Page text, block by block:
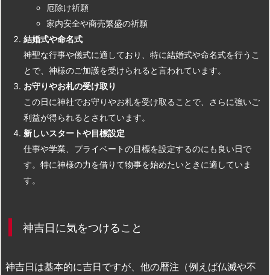
厄除け祈願
家内安全や商売繁盛の祈願
結婚式や命名式
神聖な行事や儀式に適しており、特に結婚式や命名式を行うこ
とで、神様のご加護を受けられると言われています。
お守りやお札の受け取り
この日に神社でお守りやお札を受け取ることで、さらに強いご
利益が得られるとされています。
新しいスタートや目標設定
仕事や学業、プライベートの目標を設定するのにも良い日で
す。特に神様の力を借りて物事を始めたいときに適していま
す。
神吉日に気をつけること
神吉日は基本的に吉日ですが、他の暦注（例えば仏滅や不